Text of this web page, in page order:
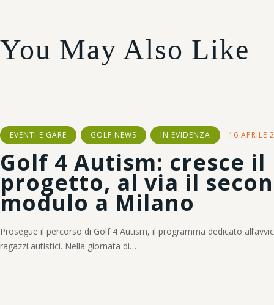
You May Also Like
EVENTI E GARE GOLF NEWS IN EVIDENZA 16 APRILE
Golf 4 Autism: cresce il
progetto, al via il
modulo a Milano
Prosegue il percorso di Golf 4 Autism, il programma dedicato
ragazzi autistici. Nella giornata di…